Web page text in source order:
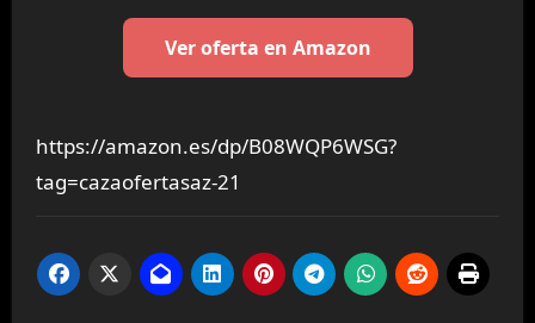
Ver oferta en Amazon
https://amazon.es/dp/B08WQP6WSG?
tag=cazaofertasaz-21